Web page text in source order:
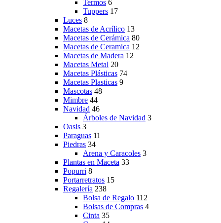
Termos 6
Tuppers 17
Luces 8
Macetas de Acrílico 13
Macetas de Cerámica 80
Macetas de Ceramica 12
Macetas de Madera 12
Macetas Metal 20
Macetas Plásticas 74
Macetas Plasticas 9
Mascotas 48
Mimbre 44
Navidad 46
Árboles de Navidad 3
Oasis 3
Paraguas 11
Piedras 34
Arena y Caracoles 3
Plantas en Maceta 33
Popurri 8
Portarretratos 15
Regalería 238
Bolsa de Regalo 112
Bolsas de Compras 4
Cinta 35